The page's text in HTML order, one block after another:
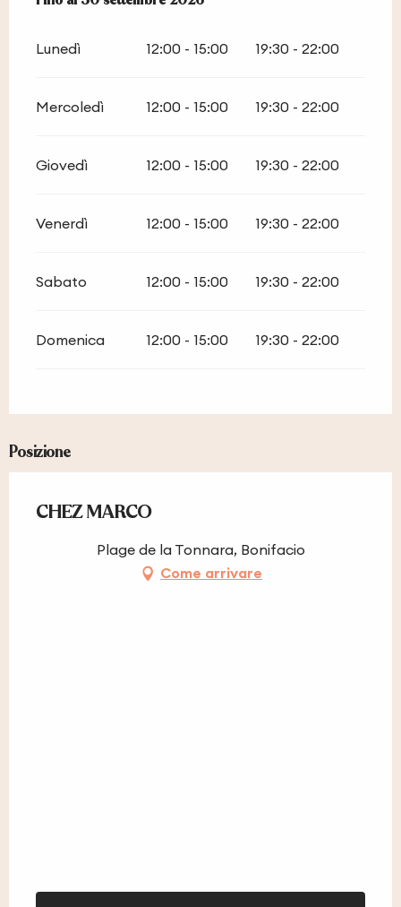
Lunedì 12:00 - 15:00 19:30 - 22:00
Mercoledì 12:00 - 15:00 19:30 - 22:00
Giovedì 12:00 - 15:00 19:30 - 22:00
Venerdì 12:00 - 15:00 19:30 - 22:00
Sabato 12:00 - 15:00 19:30 - 22:00
Domenica 12:00 - 15:00 19:30 - 22:00
Posizione
CHEZ MARCO
Plage de la Tonnara, Bonifacio
Come arrivare